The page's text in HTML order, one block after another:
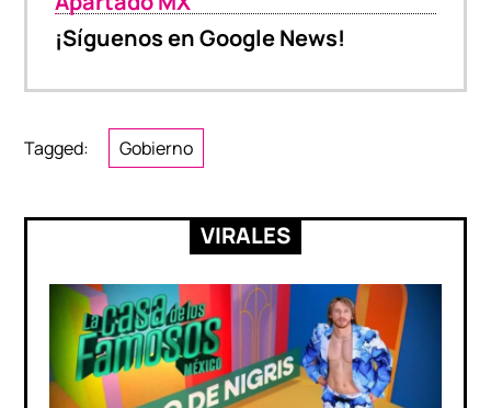
¡Síguenos en Google News!
Tagged: Gobierno
VIRALES